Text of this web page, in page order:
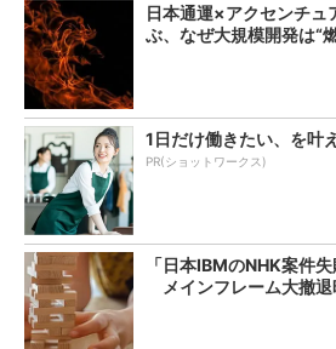
日本通運×アクセンチュ
ぶ、なぜ大規模開発は“
1日だけ働きたい、を叶
PR(ショットワークス)
「日本IBMのNHK案件
メインフレーム大撤退